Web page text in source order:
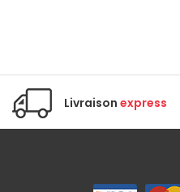
Livraison express